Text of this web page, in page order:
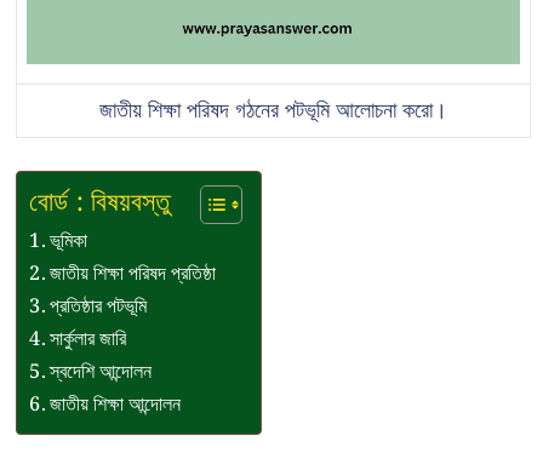
জাতীয় শিক্ষা পরিষদ গঠনের পটভূমি আলোচনা করো।
বোর্ড : বিষয়বস্তু
ভূমিকা
জাতীয় শিক্ষা পরিষদ প্রতিষ্ঠা
প্রতিষ্ঠার পটভূমি
সার্কুলার জারি
স্বদেশি আন্দোলন
জাতীয় শিক্ষা আন্দোলন